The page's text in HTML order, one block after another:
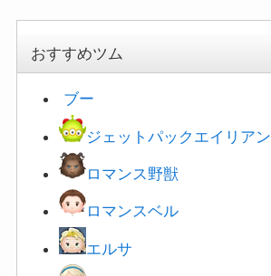
おすすめツム
ブー
ジェットパックエイリアン
ロマンス野獣
ロマンスベル
エルサ